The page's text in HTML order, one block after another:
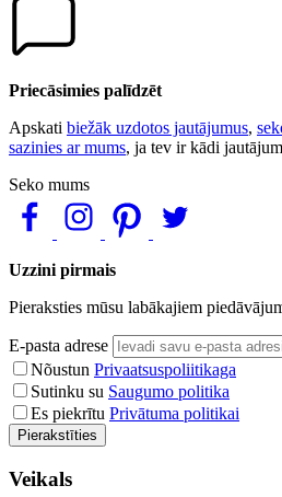
Priecāsimies palīdzēt
Apskati biežāk uzdotos jautājumus,
sazinies ar mums, ja tev ir kādi
Seko mums
Uzzini pirmais
Pieraksties mūsu labākajiem
E-pasta adrese
Nõustun Privaatsuspoliitikaga
Sutinku su Saugumo politika
Es piekrītu Privātuma politikai
Pierakstīties
Veikals